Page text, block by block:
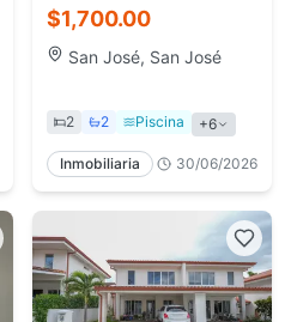
in La Sabana Costa
Rica | Núcleo
$1,700.00
San José, San José
2 2 Piscina +6
Inmobiliaria 30/06/2026